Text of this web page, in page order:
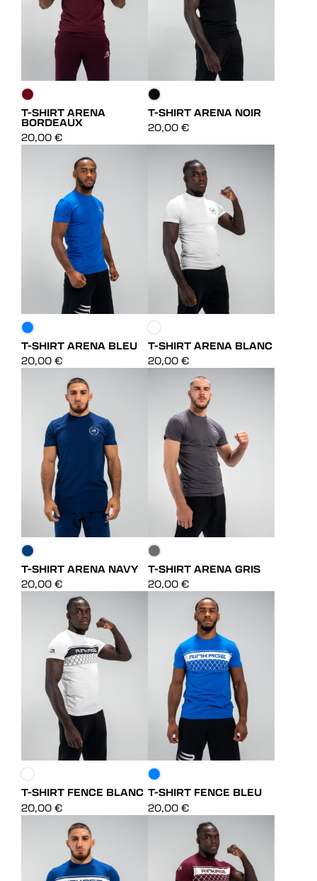
DÉCOUVRIR
T-SHIRT ARENA
BORDEAUX
20,00 €
DÉCOUVRIR
T-SHIRT ARENA NOIR
20,00 €
DÉCOUVRIR
DÉCOUVRIR
T-SHIRT ARENA BLEU
20,00 € DÉCOUVRIR
DÉCOUVRIR
T-SHIRT ARENA BLANC
20,00 €
DÉCOUVRIR
DÉCOUVRIR
T-SHIRT ARENA NAVY
20,00 € DÉCOUVRIR
DÉCOUVRIR
T-SHIRT ARENA GRIS
20,00 €
DÉCOUVRIR
DÉCOUVRIR
T-SHIRT FENCE BLANC
20,00 € DÉCOUVRIR
DÉCOUVRIR
T-SHIRT FENCE BLEU
20,00 €